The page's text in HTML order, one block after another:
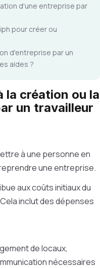
d'une entreprise par
pour créer ou
d'entreprise par un
aides ?
la création ou la
un travailleur
à une personne en
une entreprise.
aux coûts initiaux du
inclut des dépenses
de locaux,
nécessaires